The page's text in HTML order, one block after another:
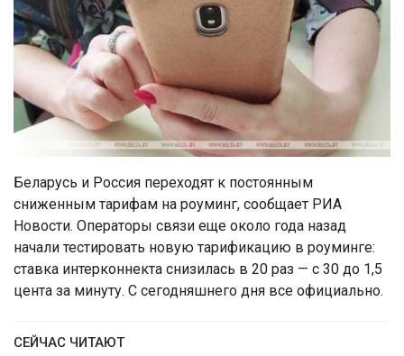
Беларусь и Россия переходят к постоянным
сниженным тарифам на роуминг, сообщает РИА
Новости. Операторы связи еще около года назад
начали тестировать новую тарификацию в роуминге:
ставка интерконнекта снизилась в 20 раз — с 30 до 1,5
цента за минуту. С сегодняшнего дня все официально.
СЕЙЧАС ЧИТАЮТ